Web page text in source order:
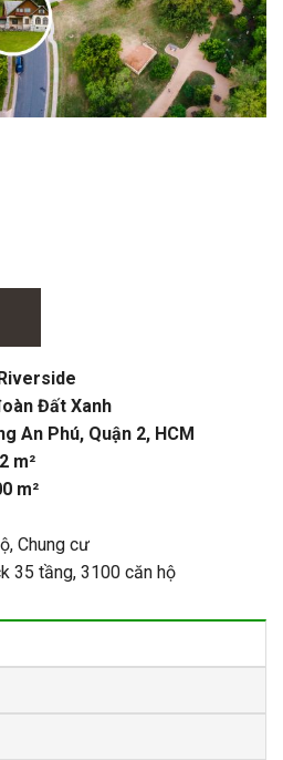
Đất Xanh
An Phú, Quận 2, HCM
m²
m²
Chung cư
tầng, 3100 căn hộ